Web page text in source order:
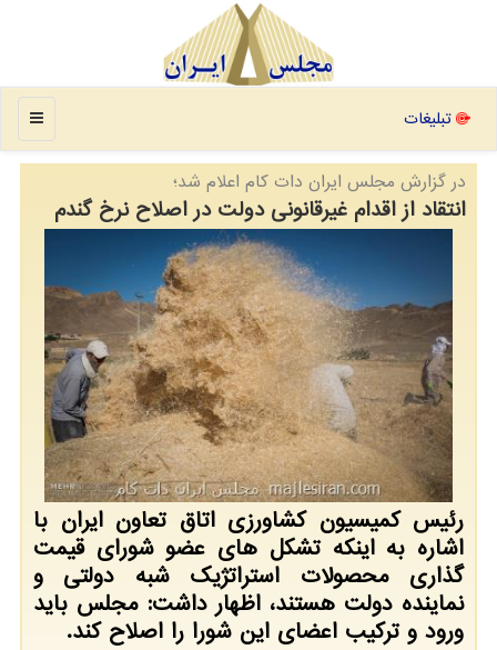
منو تبلیغات
در گزارش مجلس ایران دات كام اعلام شد؛
انتقاد از اقدام غیرقانونی دولت در اصلاح نرخ گندم
رئیس کمیسیون کشاورزی اتاق تعاون ایران با
اشاره به اینکه تشکل های عضو شورای قیمت
گذاری محصولات استراتژیک شبه دولتی و
نماینده دولت هستند، اظهار داشت: مجلس باید
ورود و ترکیب اعضای این شورا را اصلاح کند.